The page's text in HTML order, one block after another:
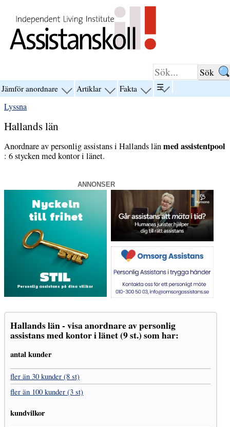
Jämför anordnare visa Artiklar visa Fakta visa
☰visa
menyn
Lyssna
Hallands län
Anordnare av personlig assistans i Hallands länmed assistentpool
: 6 stycken med kontor i länet.
ANNONSER
Hallands län - visa anordnare av personlig
assistans med kontor i länet (9 st.) som har:
antal kunder
fler än 30 kunder (8 st)
fler än 100 kunder (3 st)
kundvilkor